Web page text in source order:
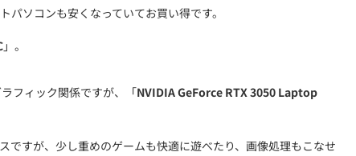
パソコンも安くなっていてお買い得です。
」。
フィック関係ですが、「NVIDIA GeForce RTX 3050 Laptop
ですが、少し重めのゲームも快適に遊べたり、画像処理もこなせ